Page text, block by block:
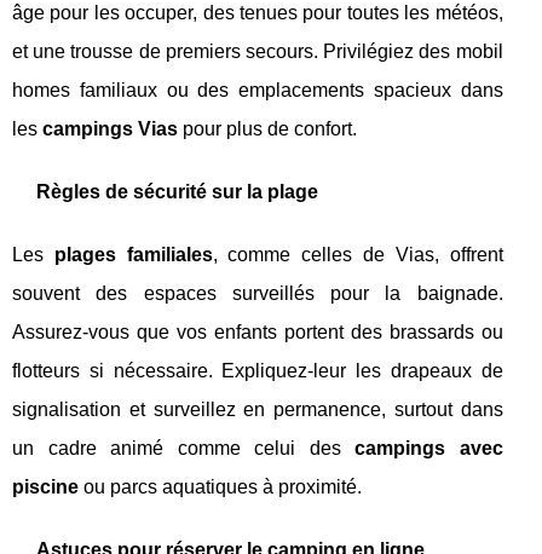
âge pour les occuper, des tenues pour toutes les météos,
et une trousse de premiers secours. Privilégiez des mobil
homes familiaux ou des emplacements spacieux dans
les campings Vias pour plus de confort.
Règles de sécurité sur la plage
Les plages familiales, comme celles de Vias, offrent
souvent des espaces surveillés pour la baignade.
Assurez-vous que vos enfants portent des brassards ou
flotteurs si nécessaire. Expliquez-leur les drapeaux de
signalisation et surveillez en permanence, surtout dans
un cadre animé comme celui descampings avec
piscine ou parcs aquatiques à proximité.
Astuces pour réserver le camping en ligne